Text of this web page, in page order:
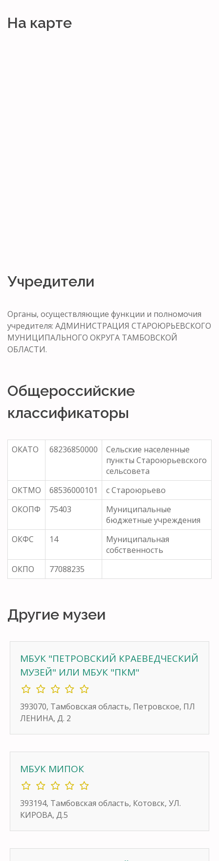
На карте
Учредители
Органы, осуществляющие функции и полномочия
учредителя: АДМИНИСТРАЦИЯ СТАРОЮРЬЕВСКОГО
МУНИЦИПАЛЬНОГО ОКРУГА ТАМБОВСКОЙ
ОБЛАСТИ.
Общероссийские
классификаторы
ОКАТО 68236850000
Сельские населенные
пункты Староюрьевского
сельсовета
ОКТМО
68536000101
с Староюрьево
ОКОПФ
75403
Муниципальные
бюджетные учреждения
ОКФС
14
Муниципальная
собственность
ОКПО
77088235
Другие музеи
МБУК "ПЕТРОВСКИЙ КРАЕВЕДЧЕСКИЙ
МУЗЕЙ" ИЛИ МБУК "ПКМ"
393070, Тамбовская область, Петровское, ПЛ
ЛЕНИНА, Д. 2
МБУК МИПОК
393194, Тамбовская область, Котовск, УЛ.
КИРОВА, Д.5